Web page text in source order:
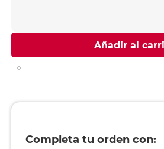
Añadir al
Completa tu orden con: